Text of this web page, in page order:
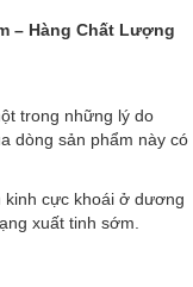
– Hàng Chất Lượng
trong những lý do
dòng sản phẩm này có
cực khoái ở dương
xuất tinh sớm.